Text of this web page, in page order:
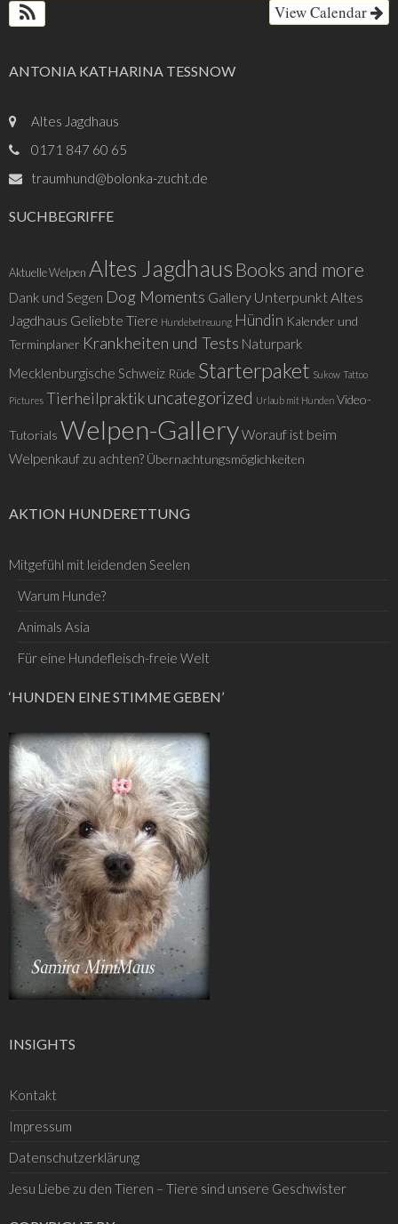
View Calendar
ANTONIA KATHARINA TESSNOW
Altes Jagdhaus
0171 847 60 65
traumhund@bolonka-zucht.de
SUCHBEGRIFFE
Aktuelle Welpen Altes Jagdhaus Books and more
Dank und Segen Dog Moments Gallery Unterpunkt Altes
Jagdhaus Geliebte Tiere Hundebetreuung Hündin Kalender und
Terminplaner Krankheiten und Tests Naturpark
Mecklenburgische Schweiz Rüde Starterpaket Sukow Tattoo
Pictures Tierheilpraktikuncategorized Urlaub mit Hunden Video-
Tutorials Welpen-GalleryWorauf ist beim
Welpenkauf zu achten? Übernachtungsmöglichkeiten
AKTION HUNDERETTUNG
Mitgefühl mit leidenden Seelen
Warum Hunde?
Animals Asia
Für eine Hundefleisch-freie Welt
‘HUNDEN EINE STIMME GEBEN’
INSIGHTS
Kontakt
Impressum
Datenschutzerklärung
Jesu Liebe zu den Tieren – Tiere sind unsere Geschwister